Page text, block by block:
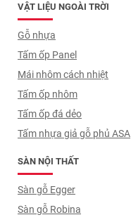
VẬT LIỆU NGOÀI TRỜI
Gỗ nhựa
Tấm ốp Panel
Mái nhôm cách nhiệt
Tấm ốp nhôm
Tấm ốp đá dẻo
Tấm nhựa giả gỗ phủ ASA
SÀN NỘI THẤT
Sàn gỗ Egger
Sàn gỗ Robina